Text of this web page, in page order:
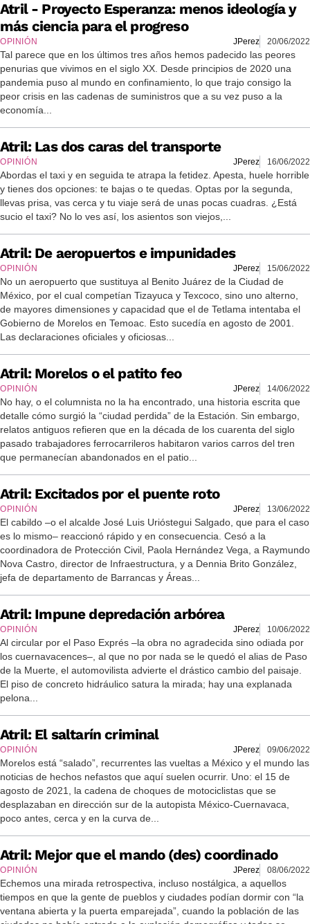
Atril - Proyecto Esperanza: menos ideología y
más ciencia para el progreso
OPINIÓN JPerez 20/06/2022
Tal parece que en los últimos tres años hemos padecido las peores
penurias que vivimos en el siglo XX. Desde principios de 2020 una
pandemia puso al mundo en confinamiento, lo que trajo consigo la
peor crisis en las cadenas de suministros que a su vez puso a la
economía...
Atril: Las dos caras del transporte
OPINIÓN JPerez 16/06/2022
Abordas el taxi y en seguida te atrapa la fetidez. Apesta, huele horrible
y tienes dos opciones: te bajas o te quedas. Optas por la segunda,
llevas prisa, vas cerca y tu viaje será de unas pocas cuadras. ¿Está
sucio el taxi? No lo ves así, los asientos son viejos,...
Atril: De aeropuertos e impunidades
OPINIÓN JPerez 15/06/2022
No un aeropuerto que sustituya al Benito Juárez de la Ciudad de
México, por el cual competían Tizayuca y Texcoco, sino uno alterno,
de mayores dimensiones y capacidad que el de Tetlama intentaba el
Gobierno de Morelos en Temoac. Esto sucedía en agosto de 2001.
Las declaraciones oficiales y oficiosas...
Atril: Morelos o el patito feo
OPINIÓN JPerez 14/06/2022
No hay, o el columnista no la ha encontrado, una historia escrita que
detalle cómo surgió la “ciudad perdida” de la Estación. Sin embargo,
relatos antiguos refieren que en la década de los cuarenta del siglo
pasado trabajadores ferrocarrileros habitaron varios carros del tren
que permanecían abandonados en el patio...
Atril: Excitados por el puente roto
OPINIÓN JPerez 13/06/2022
El cabildo –o el alcalde José Luis Urióstegui Salgado, que para el caso
es lo mismo– reaccionó rápido y en consecuencia. Cesó a la
coordinadora de Protección Civil, Paola Hernández Vega, a Raymundo
Nova Castro, director de Infraestructura, y a Dennia Brito González,
jefa de departamento de Barrancas y Áreas...
Atril: Impune depredación arbórea
OPINIÓN JPerez 10/06/2022
Al circular por el Paso Exprés –la obra no agradecida sino odiada por
los cuernavacences–, al que no por nada se le quedó el alias de Paso
de la Muerte, el automovilista advierte el drástico cambio del paisaje.
El piso de concreto hidráulico satura la mirada; hay una explanada
pelona...
Atril: El saltarín criminal
OPINIÓN JPerez 09/06/2022
Morelos está “salado”, recurrentes las vueltas a México y el mundo las
noticias de hechos nefastos que aquí suelen ocurrir. Uno: el 15 de
agosto de 2021, la cadena de choques de motociclistas que se
desplazaban en dirección sur de la autopista México-Cuernavaca,
poco antes, cerca y en la curva de...
Atril: Mejor que el mando (des) coordinado
OPINIÓN JPerez 08/06/2022
Echemos una mirada retrospectiva, incluso nostálgica, a aquellos
tiempos en que la gente de pueblos y ciudades podían dormir con “la
ventana abierta y la puerta emparejada”, cuando la población de las